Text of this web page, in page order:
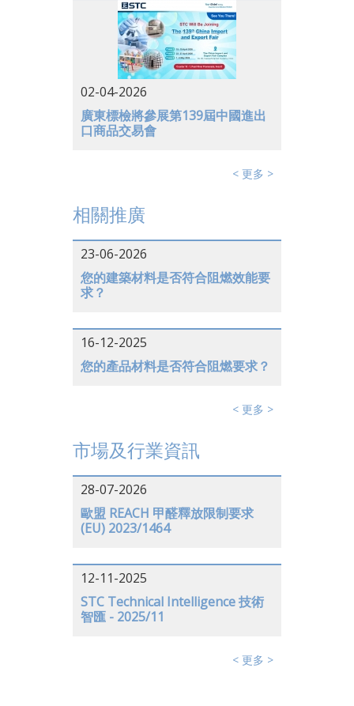
02-04-2026
廣東標檢將參展第139屆中國進出
口商品交易會
< 更多 >
相關推廣
23-06-2026
您的建築材料是否符合阻燃效能要
求？
16-12-2025
您的產品材料是否符合阻燃要求？
< 更多 >
市場及行業資訊
28-07-2026
歐盟 REACH 甲醛釋放限制要求
(EU) 2023/1464
12-11-2025
STC Technical Intelligence 技術
智匯 - 2025/11
< 更多 >